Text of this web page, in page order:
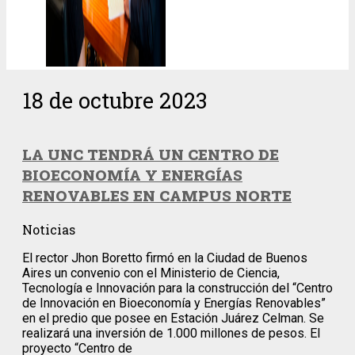
18 de octubre 2023
LA UNC TENDRÁ UN CENTRO DE
BIOECONOMÍA Y ENERGÍAS
RENOVABLES EN CAMPUS NORTE
Noticias
El rector Jhon Boretto firmó en la Ciudad de Buenos
Aires un convenio con el Ministerio de Ciencia,
Tecnología e Innovación para la construcción del “Centro
de Innovación en Bioeconomía y Energías Renovables”
en el predio que posee en Estación Juárez Celman. Se
realizará una inversión de 1.000 millones de pesos. El
proyecto “Centro de